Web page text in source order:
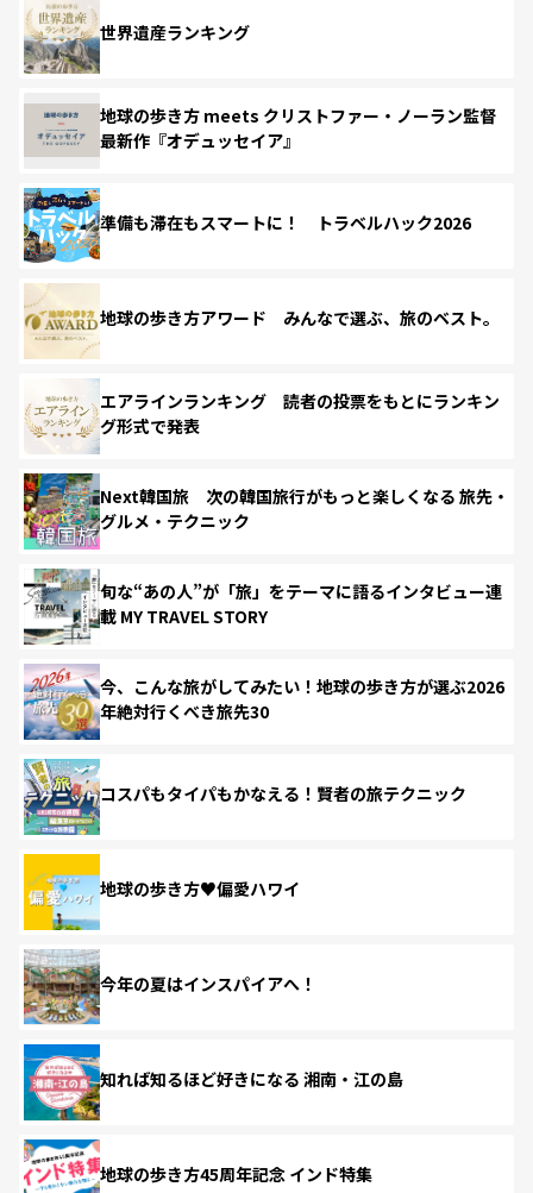
世界遺産ランキング
地球の歩き方 meets クリストファー・ノーラン監督
最新作『オデュッセイア』
準備も滞在もスマートに！ トラベルハック2026
地球の歩き方アワード みんなで選ぶ、旅のベスト。
エアラインランキング 読者の投票をもとにランキン
グ形式で発表
Next韓国旅 次の韓国旅行がもっと楽しくなる 旅先・
グルメ・テクニック
旬な“あの人”が「旅」をテーマに語るインタビュー連
載 MY TRAVEL STORY
今、こんな旅がしてみたい！地球の歩き方が選ぶ2026
年絶対行くべき旅先30
コスパもタイパもかなえる！賢者の旅テクニック
地球の歩き方♥偏愛ハワイ
今年の夏はインスパイアへ！
知れば知るほど好きになる 湘南・江の島
地球の歩き方45周年記念 インド特集